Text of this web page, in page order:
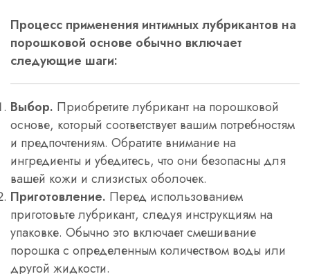
Процесс применения интимных лубрикантов на
порошковой основе обычно включает
следующие шаги:
Выбор. Приобретите лубрикант на порошковой
основе, который соответствует вашим потребностям
и предпочтениям. Обратите внимание на
ингредиенты и убедитесь, что они безопасны для
вашей кожи и слизистых оболочек.
Приготовление. Перед использованием
приготовьте лубрикант, следуя инструкциям на
упаковке. Обычно это включает смешивание
порошка с определенным количеством воды или
другой жидкости.